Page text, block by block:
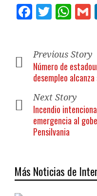
Twitter
Previous Story
Número de
desempleo
Next Story
Incendio
emergencia al
Pensilvania
Más Noticias de